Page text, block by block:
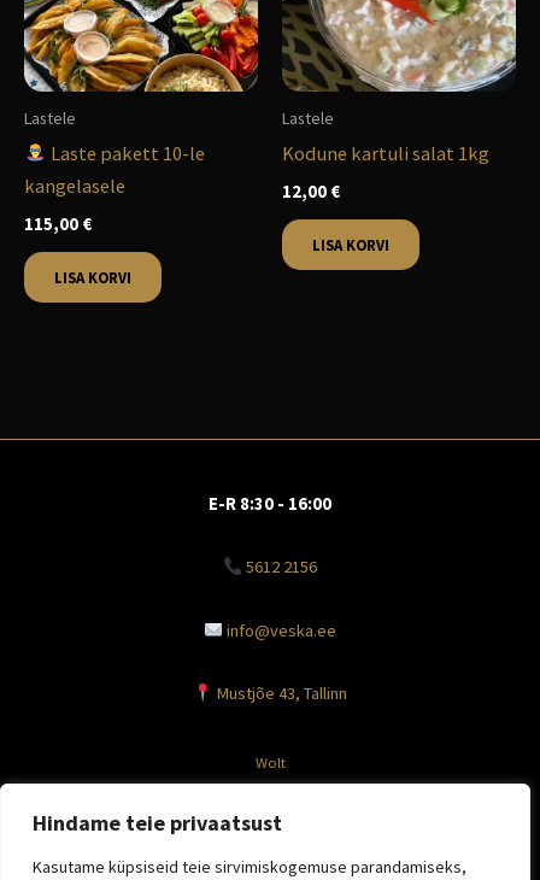
Hindame teie privaatsust
Kasutame küpsiseid teie sirvimiskogemuse parandamiseks,
Lastele
Laste pakett 10-le
kangelasele
115,00 €
LISA KORVI
Lastele
Kodune kartuli salat 1kg
12,00 €
LISA KORVI
E-R 8:30 - 16:00
5612 2156
info@veska.ee
Mustjõe 43, Tallinn
Wolt
Instagram